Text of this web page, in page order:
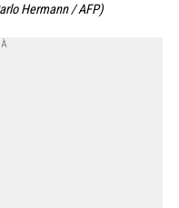
Hermann / AFP)